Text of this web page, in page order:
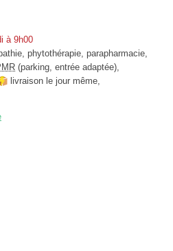
à 9h00
, phytothérapie, parapharmacie,
(parking, entrée adaptée),
livraison le jour même,